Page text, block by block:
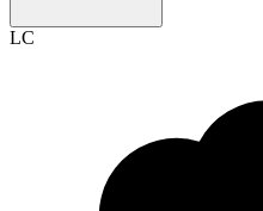
LC